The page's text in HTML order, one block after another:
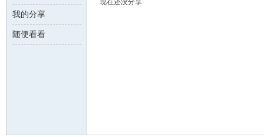
我的分享
随便看看
现在还没分享